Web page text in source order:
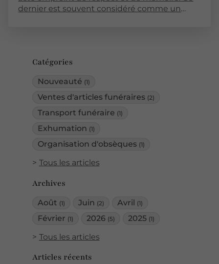
Catégories
Nouveauté (1)
Ventes d'articles funéraires (2)
Transport funéraire (1)
Exhumation (1)
Organisation d'obsèques (1)
Tous les articles
Archives
Août (1) Juin (2) Avril (1)
Février (1) 2026 (5) 2025 (1)
Tous les articles
Articles récents
dernier est souvent considéré comme un
explorerons les différentes phases de
en abordant des aspects techniques,
esthétiques et réglementaires.